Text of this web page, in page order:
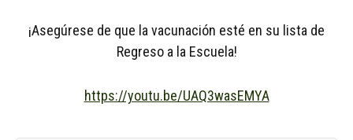
¡Asegúrese de que la vacunación esté en su lista de
Regreso a la Escuela!
https://youtu.be/UAQ3wasEMYA